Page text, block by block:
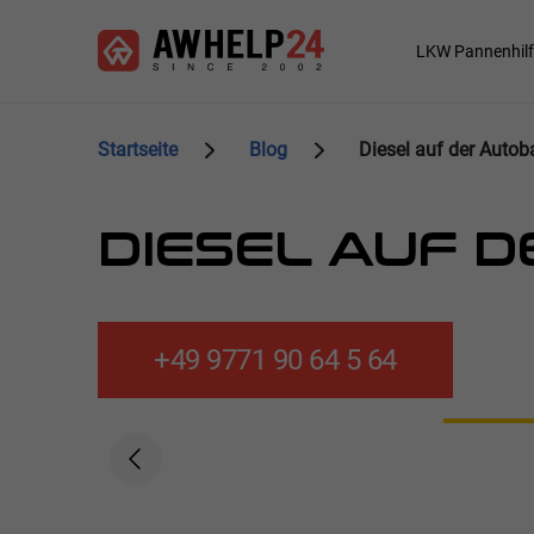
Main
LKW
Startseite Blog Diesel auf der
DIESEL AUF
+49 9771 90 64 5 64